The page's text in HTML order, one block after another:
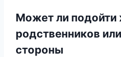
Может ли подойти
родственников
стороны